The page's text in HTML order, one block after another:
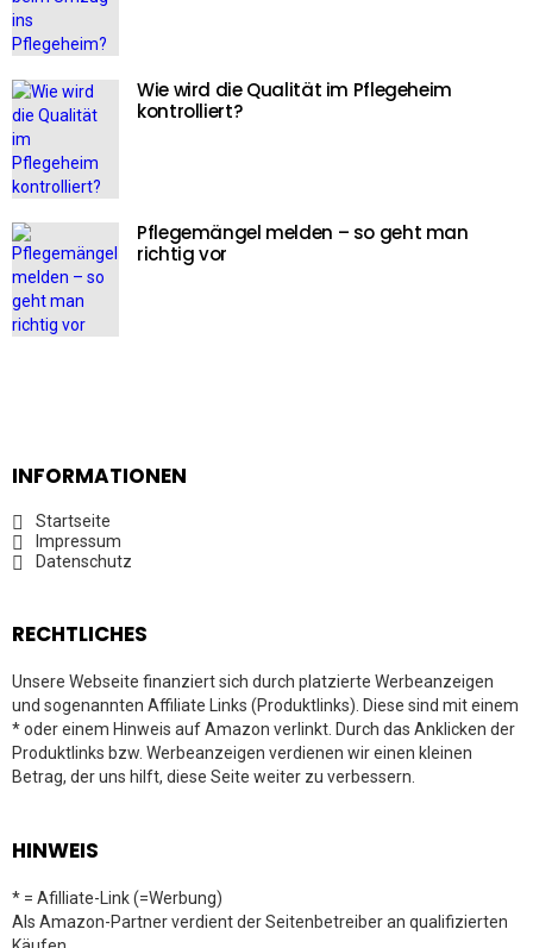
Wie wird die Qualität im Pflegeheim
kontrolliert?
Pflegemängel melden – so geht man
richtig vor
INFORMATIONEN
Startseite
Impressum
Datenschutz
RECHTLICHES
Unsere Webseite finanziert sich durch platzierte Werbeanzeigen
und sogenannten Affiliate Links (Produktlinks). Diese sind mit einem
* oder einem Hinweis auf Amazon verlinkt. Durch das Anklicken der
Produktlinks bzw. Werbeanzeigen verdienen wir einen kleinen
Betrag, der uns hilft, diese Seite weiter zu verbessern.
HINWEIS
* = Afilliate-Link (=Werbung)
Als Amazon-Partner verdient der Seitenbetreiber an qualifizierten